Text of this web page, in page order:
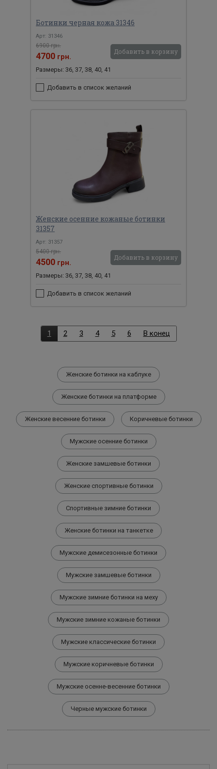
Ботинки черная кожа 31346
Арт: 31346
6900 грн.
4700 грн.
Добавить в корзину
Размеры: 36, 37, 38, 40, 41
Добавить в список желаний
Женские осенние кожаные ботинки
31357
Арт: 31357
5400 грн.
4500 грн.
Добавить в корзину
Размеры: 36, 37, 38, 40, 41
Добавить в список желаний
1 2 3 4 5 6 В конец
Женские ботинки на каблуке
Женские ботинки на платформе
Женские весенние ботинки Коричневые ботинки
Мужские осенние ботинки
Женские замшевые ботинки
Женские спортивные ботинки
Спортивные зимние ботинки
Женские ботинки на танкетке
Мужские демисезонные ботинки
Мужские замшевые ботинки
Мужские зимние ботинки на меху
Мужские зимние кожаные ботинки
Мужские классические ботинки
Мужские коричневые ботинки
Мужские осенне-весенние ботинки
Черные мужские ботинки